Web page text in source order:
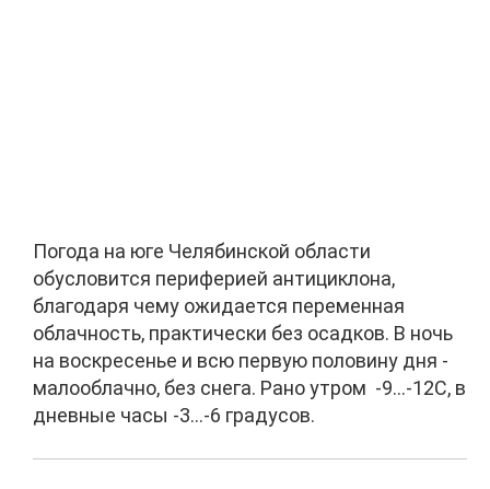
Погода на юге Челябинской области
обусловится периферией антициклона,
благодаря чему ожидается переменная
облачность, практически без осадков. В ночь
на воскресенье и всю первую половину дня -
малооблачно, без снега. Рано утром -9…-12С, в
дневные часы -3…-6 градусов.